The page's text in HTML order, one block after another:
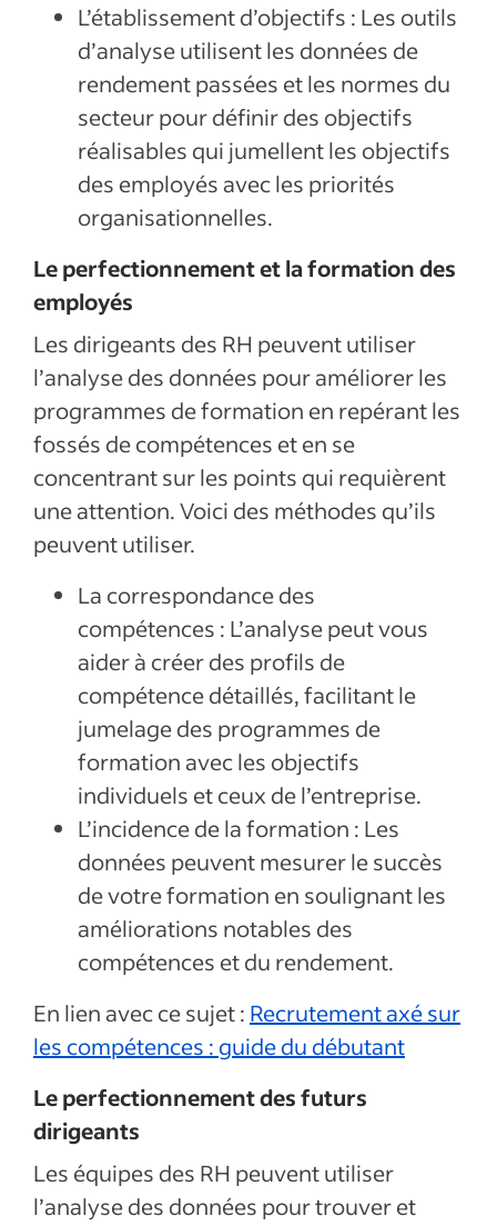
L’établissement d’objectifs : Les outils
d’analyse utilisent les données de
rendement passées et les normes du
secteur pour définir des objectifs
réalisables qui jumellent les objectifs
des employés avec les priorités
organisationnelles.
Le perfectionnement et la formation des
employés
Les dirigeants des RH peuvent utiliser
l’analyse des données pour améliorer les
programmes de formation en repérant les
fossés de compétences et en se
concentrant sur les points qui requièrent
une attention. Voici des méthodes qu’ils
peuvent utiliser.
La correspondance des
compétences : L’analyse peut vous
aider à créer des profils de
compétence détaillés, facilitant le
jumelage des programmes de
formation avec les objectifs
individuels et ceux de l’entreprise.
L’incidence de la formation : Les
données peuvent mesurer le succès
de votre formation en soulignant les
améliorations notables des
compétences et du rendement.
En lien avec ce sujet : Recrutement axé sur
les compétences : guide du débutant
Le perfectionnement des futurs
dirigeants
Les équipes des RH peuvent utiliser
l’analyse des données pour trouver et